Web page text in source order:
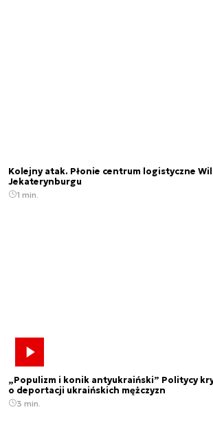
Kolejny atak. Płonie centrum logistyczne
Jekaterynburgu
1 min.
„Populizm i konik antyukraiński” Politycy
o deportacji ukraińskich mężczyzn
3 min.